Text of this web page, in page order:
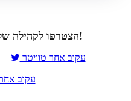
הצטרפו לקהילה שלנו והישארו מעודכנים!
עקוב אחר טוויטר
עקוב